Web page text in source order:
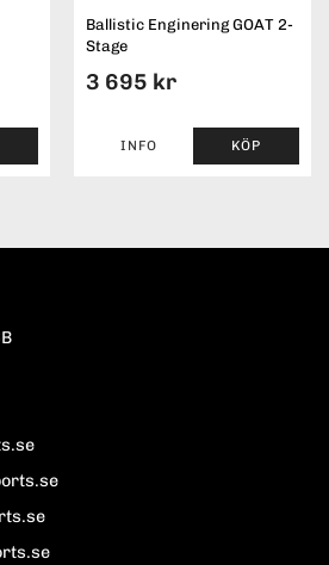
Ballistic Enginering GOAT 2-
Stage
3 695 kr
INFO KÖP